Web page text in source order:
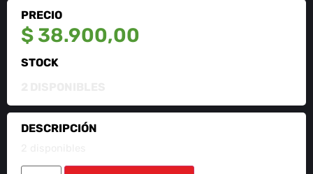
PRECIO
$ 38.900,00
STOCK
DESCRIPCIÓN